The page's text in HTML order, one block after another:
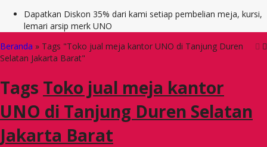
Dapatkan Diskon 35% dari kami setiap pembelian meja, kursi,
lemari arsip merk UNO
Beranda » Tags "Toko jual meja kantor UNO di Tanjung Duren
Selatan Jakarta Barat"
Tags Toko jual meja kantor
UNO di Tanjung Duren Selatan
Jakarta Barat